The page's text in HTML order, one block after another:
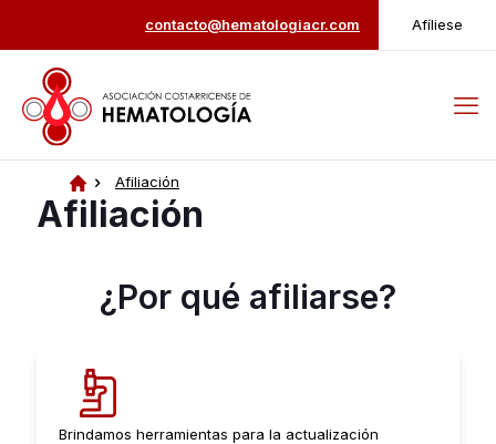
contacto@hematologiacr.com Afíliese
Afiliación
Inicio Afiliación
¿Por qué afiliarse?
Brindamos herramientas para la actualización